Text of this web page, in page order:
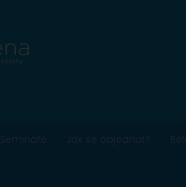
Semináře Jak se objednat?